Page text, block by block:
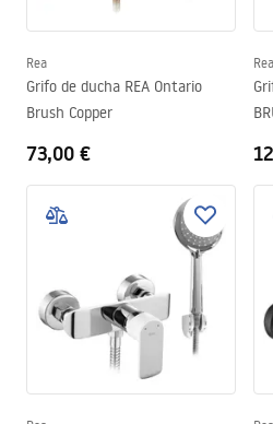
Rea
Grifo de ducha REA Ontario
Brush Copper
73,00 €
Rea